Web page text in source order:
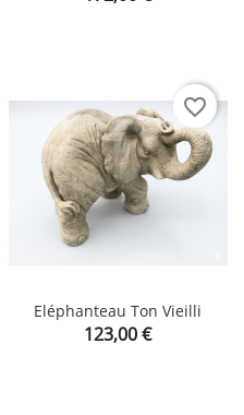
Eléphanteau Ton Vieilli
Prix
123,00 €
favorite_border